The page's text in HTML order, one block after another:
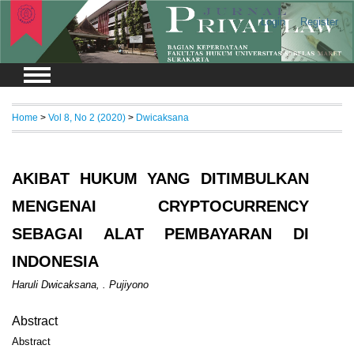
Login Register
Home > Vol 8, No 2 (2020) > Dwicaksana
AKIBAT HUKUM YANG DITIMBULKAN
MENGENAI CRYPTOCURRENCY
SEBAGAI ALAT PEMBAYARAN DI
INDONESIA
Haruli Dwicaksana, . Pujiyono
Abstract
Abstract